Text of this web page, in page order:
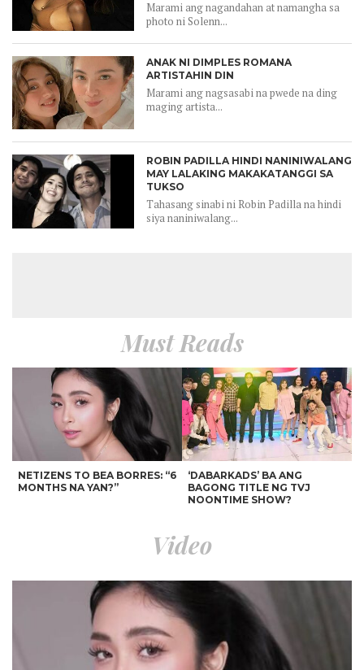
Marami ang nagandahan at namangha sa
photo ni Solenn...
ANAK NI DIMPLES ROMANA
ARTISTAHIN DIN
Marami ang nagsasabi na pwede na ding
maging artista...
ROBIN PADILLA HINDI NANINIWALANG
MAY LALAKING MAKAKATANGGI SA
TUKSO
Tahasang sinabi ni Robin Padilla na hindi
siya naniniwalang...
Must Reads
NETIZENS TO BEA BORRES: “6
MONTHS NA YAN?”
‘DABARKADS’ BA ANG
BAGONG TITLE NG TVJ
NOONTIME SHOW?
ELIAS MAY FATHER’S DAY
GIFT KAY JOHN LLOYD CRUZ
SA ISANG EMOSYONAL NA
JOHN LLOYD CRUZ
MAGIGING ‘KAPUSO’ NA NGA
BA?
Video